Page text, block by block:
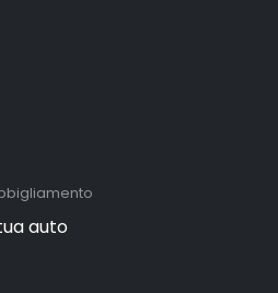
auto